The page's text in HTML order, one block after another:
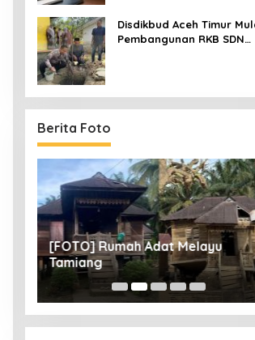
Disdikbud Aceh Timur
Pembangunan RKB SDN
Berita Foto
[FOTO] Rumah Adat Melayu
Tamiang